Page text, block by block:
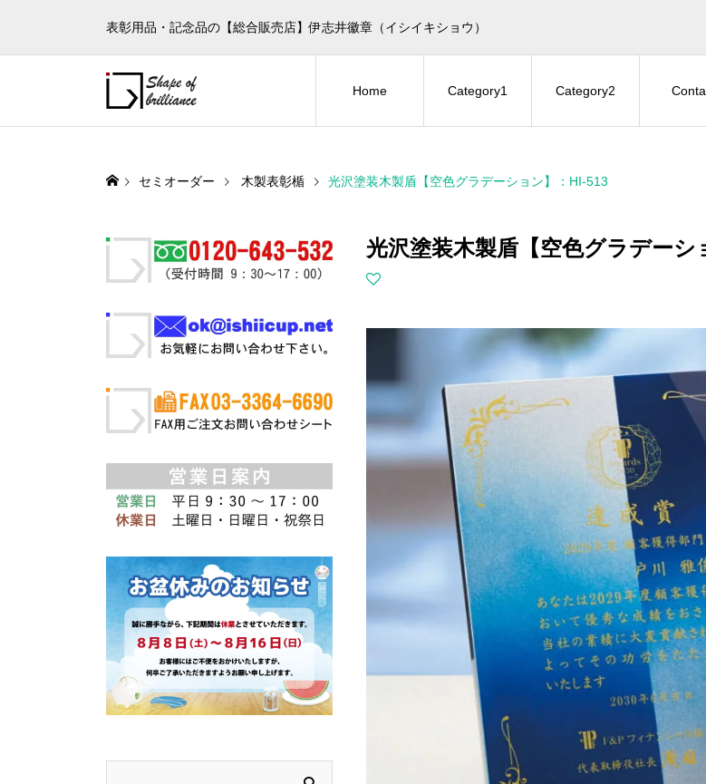
表彰用品・記念品の【総合販売店】伊志井徽章（イシイキショウ）
Home Category1 Category2
セミオーダー 木製表彰楯 光沢塗装木製盾【空色グラデーション】：HI-513
光沢塗装木製盾【空色グラデーシ